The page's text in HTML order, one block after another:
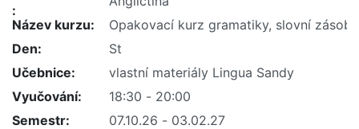
Název kurzu
Den
Učebnice
Vyučování
Semestr